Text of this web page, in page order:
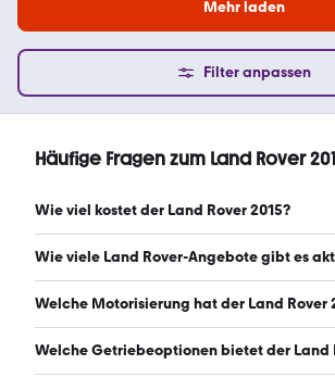
Mehr laden
Filter anpassen
Häufige Fragen zum Land Rover
Wie viel kostet der Land Rover 2015?
Ein guter Preis für einen Land Rover 2015
Wie viele Land Rover-Angebote gibt es
Es gibt insgesamt 468 Land Rover bei
Welche Motorisierung hat der Land Rover
Der Land Rover 2015 hat Leistungen
Welche Getriebeoptionen bietet der Land